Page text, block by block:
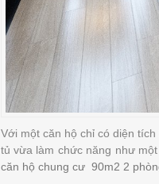
Với một căn hộ chỉ có diện
tủ vừa làm chức năng như
căn hộ chung cư 90m2 2